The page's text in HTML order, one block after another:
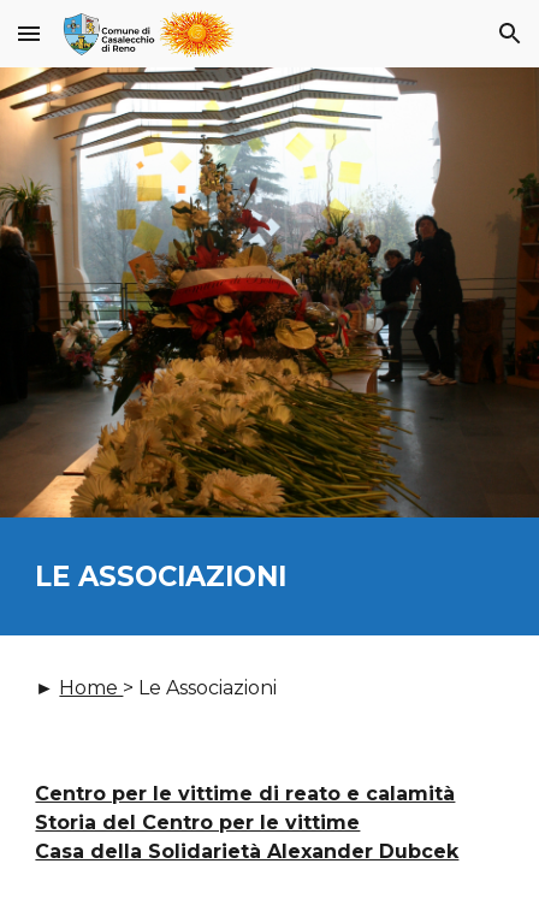
Skip to main content Skip to navigation
LE ASSOCIAZIONI
► Home > Le Associazioni
Centro per le vittime di reato e calamità
Storia del Centro per le vittime
Casa della Solidarietà Alexander Dubcek